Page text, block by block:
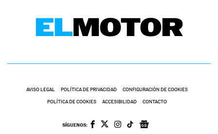
AVISO LEGAL POLÍTICA DE PRIVACIDAD CONFIGURACIÓN DE COOKIES
POLÍTICA DE COOKIES ACCESIBILIDAD CONTACTO
SÍGUENOS: